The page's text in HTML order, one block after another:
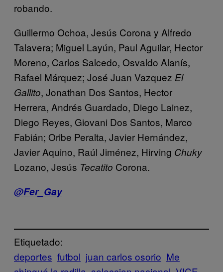
robando.
Guillermo Ochoa, Jesús Corona y Alfredo
Talavera; Miguel Layún, Paul Aguilar, Hector
Moreno, Carlos Salcedo, Osvaldo Alanís,
Rafael Márquez; José Juan Vazquez El
Gallito, Jonathan Dos Santos, Hector
Herrera, Andrés Guardado, Diego Lainez,
Diego Reyes, Giovani Dos Santos, Marco
Fabián; Oribe Peralta, Javier Hernández,
Javier Aquino, Raúl Jiménez, Hirving Chuky
Lozano, Jesús Tecatito Corona.
@Fer_Gay
Etiquetado:
deportes futbol juan carlos osorio Me